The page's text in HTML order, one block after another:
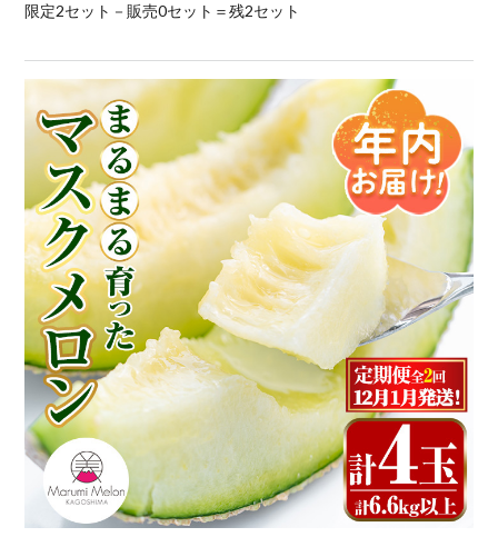
限定2セット－販売0セット＝残2セット